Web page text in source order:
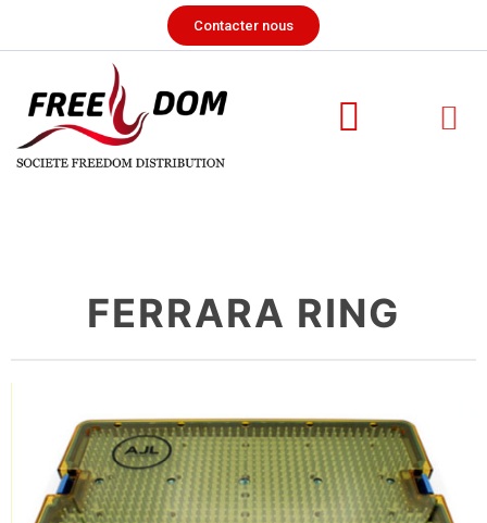
Contacter nous
FERRARA RING